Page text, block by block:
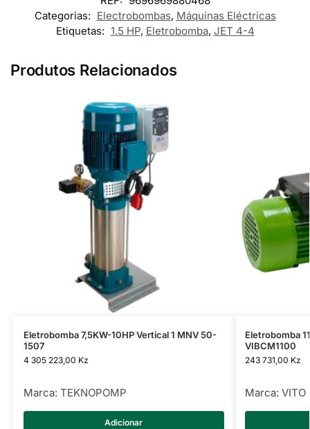
Categorias: Electrobombas, Máquinas Eléctricas
Etiquetas: 1.5 HP, Eletrobomba, JET 4-4
Produtos Relacionados
Eletrobomba 7,5KW-10HP Vertical 1 MNV 50-
1507
4 305 223,00 Kz
Marca: TEKNOPOMP
Adicionar
Eletrobomba
VIBCM1100
243 731,00 Kz
Marca: VITO